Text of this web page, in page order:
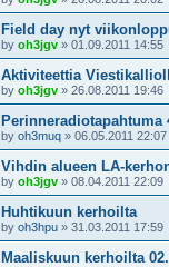
Field day nyt
by oh3jgv » 01.09.2011 14:55
Aktiviteettia
by oh3jgv » 26.08.2011 19:46
Perinneradiotapahtuma
by oh3muq » 06.05.2011 22:07
Vihdin alueen LA-
by oh3jgv » 08.04.2011 22:09
Huhtikuun kerhoilta
by oh3hpu » 31.03.2011 17:59
Maaliskuun kerhoilta